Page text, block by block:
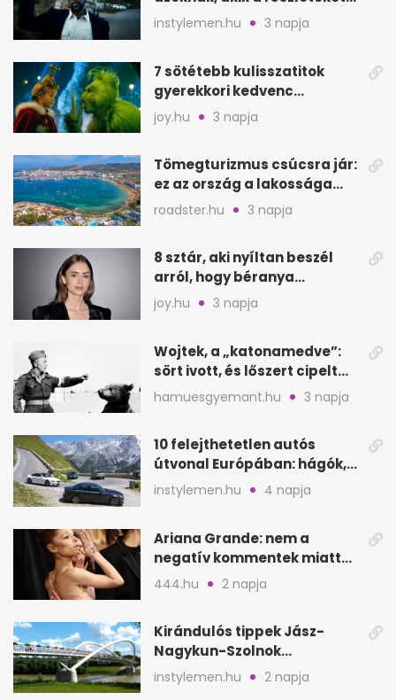
keresik
instylemen.hu 3 napja
7 sötétebb kulisszatitok
gyerekkori kedvenc
filmjeinkről a Joy szerint
joy.hu 3 napja
Tömegturizmus csúcsra jár:
ez az ország a lakossága
kétszeresét fogadja
roadster.hu 3 napja
8 sztár, aki nyíltan beszél
arról, hogy béranya
segítette a családalapítást
joy.hu 3 napja
Wojtek, a „katonamedve”:
sört ivott, és lőszert cipelt
Monte Cassinónál
hamuesgyemant.hu 3 napja
10 felejthetetlen autós
útvonal Európában: hágók,
partok, fjordok
instylemen.hu 4 napja
Ariana Grande: nem a
negatív kommentek miatt
vonul vissza
444.hu 2 napja
Kirándulós tippek Jász-
Nagykun-Szolnok
megyében: 6 kihagyhatatlan
hely
instylemen.hu 2 napja